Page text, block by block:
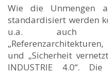
Wie die Unmengen
standardisiert werden
u.a. auch
und „Sicherheit
INDUSTRIE 4.0“.